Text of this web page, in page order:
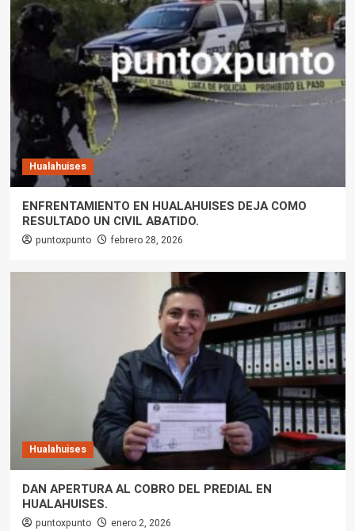
Hualahuises
ENFRENTAMIENTO EN HUALAHUISES DEJA COMO
RESULTADO UN CIVIL ABATIDO.
puntoxpunto febrero 28, 2026
Hualahuises
DAN APERTURA AL COBRO DEL PREDIAL EN
HUALAHUISES.
puntoxpunto enero 2, 2026